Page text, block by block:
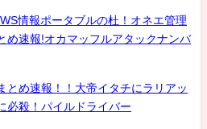
情報ポータブルの杜！オネエ管理
め速報!オカマッフルアタックナンバ
とめ速報！！大帝イタチにラリアッ
必殺！パイルドライバー